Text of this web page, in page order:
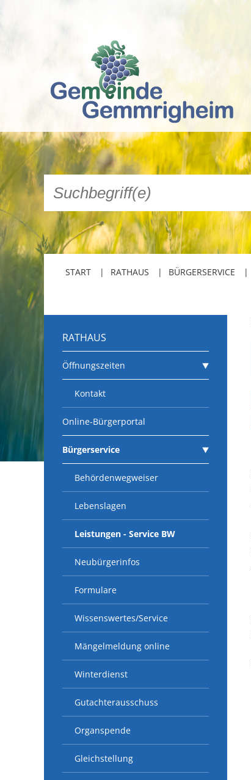
START RATHAUS BÜRGERSERVICE
RATHAUS
Öffnungszeiten
Kontakt
Online-Bürgerportal
Bürgerservice
Behördenwegweiser
Lebenslagen
Leistungen - Service BW
Neubürgerinfos
Formulare
Wissenswertes/Service
Mängelmeldung online
Winterdienst
Gutachterausschuss
Organspende
Gleichstellung